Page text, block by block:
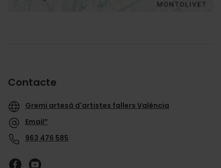
Contacte
Gremi artesà d'artistes fallers València
Email*
963 476 585